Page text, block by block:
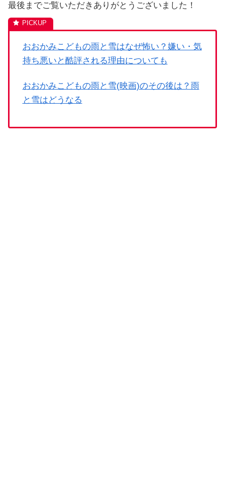
最後までご覧いただきありがとうございました！
おおかみこどもの雨と雪はなぜ怖い？嫌い・気
持ち悪いと酷評される理由についても
おおかみこどもの雨と雪(映画)のその後は？雨
と雪はどうなる